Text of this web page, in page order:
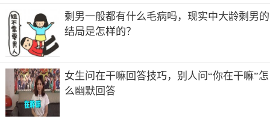
它比化妆水质地后，但又比乳液质地轻薄，是介于化妆水和
乳液之间的一种护肤品，通常也可以代替保湿水使用，然后
直接使用乳液。
保湿凝露一般最常添加一些植物精华和矿泉因子，所以能够
帮助肌肤进行问题改善，并且持续的时间还比较长，尤其是
能够改善皮肤上的干纹。
有些保湿凝露还会添加一些矿物质和微量元素，起到一些修
剩男一般都有什么毛病吗，现实中大龄剩男的
结局是怎样的？
女生问在干嘛回答技巧，别人问“你在干嘛”怎
么幽默回答